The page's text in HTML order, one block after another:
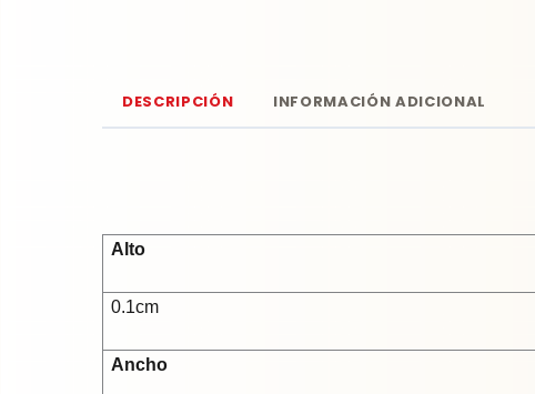
DESCRIPCIÓN INFORMACIÓN ADICIONAL
Alto
0.1cm
Ancho